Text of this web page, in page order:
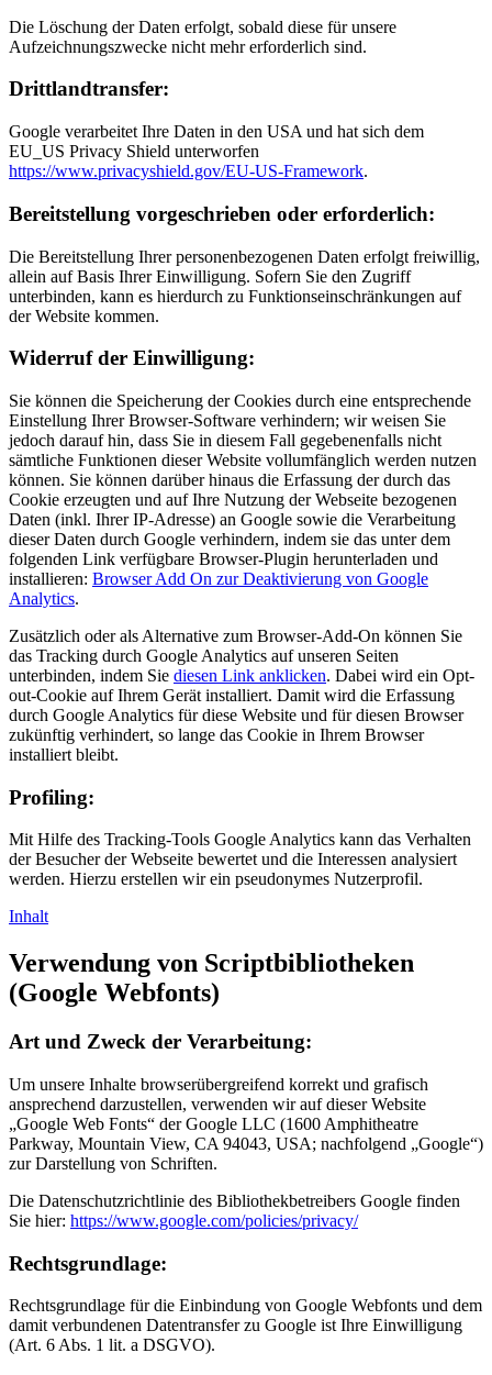
Die Löschung der Daten erfolgt, sobald diese für unsere
Aufzeichnungszwecke nicht mehr erforderlich sind.
Drittlandtransfer:
Google verarbeitet Ihre Daten in den USA und hat sich dem
EU_US Privacy Shield unterworfen
https://www.privacyshield.gov/EU-US-Framework.
Bereitstellung vorgeschrieben oder erforderlich:
Die Bereitstellung Ihrer personenbezogenen Daten erfolgt freiwillig,
allein auf Basis Ihrer Einwilligung. Sofern Sie den Zugriff
unterbinden, kann es hierdurch zu Funktionseinschränkungen auf
der Website kommen.
Widerruf der Einwilligung:
Sie können die Speicherung der Cookies durch eine entsprechende
Einstellung Ihrer Browser-Software verhindern; wir weisen Sie
jedoch darauf hin, dass Sie in diesem Fall gegebenenfalls nicht
sämtliche Funktionen dieser Website vollumfänglich werden nutzen
können. Sie können darüber hinaus die Erfassung der durch das
Cookie erzeugten und auf Ihre Nutzung der Webseite bezogenen
Daten (inkl. Ihrer IP-Adresse) an Google sowie die Verarbeitung
dieser Daten durch Google verhindern, indem sie das unter dem
folgenden Link verfügbare Browser-Plugin herunterladen und
installieren: Browser Add On zur Deaktivierung von Google
Analytics.
Zusätzlich oder als Alternative zum Browser-Add-On können Sie
das Tracking durch Google Analytics auf unseren Seiten
unterbinden, indem Sie diesen Link anklicken. Dabei wird ein Opt-
out-Cookie auf Ihrem Gerät installiert. Damit wird die Erfassung
durch Google Analytics für diese Website und für diesen Browser
zukünftig verhindert, so lange das Cookie in Ihrem Browser
installiert bleibt.
Profiling:
Mit Hilfe des Tracking-Tools Google Analytics kann das Verhalten
der Besucher der Webseite bewertet und die Interessen analysiert
werden. Hierzu erstellen wir ein pseudonymes Nutzerprofil.
Inhalt
Verwendung von Scriptbibliotheken
(Google Webfonts)
Art und Zweck der Verarbeitung:
Um unsere Inhalte browserübergreifend korrekt und grafisch
ansprechend darzustellen, verwenden wir auf dieser Website
„Google Web Fonts“ der Google LLC (1600 Amphitheatre
Parkway, Mountain View, CA 94043, USA; nachfolgend „Google“)
zur Darstellung von Schriften.
Die Datenschutzrichtlinie des Bibliothekbetreibers Google finden
Sie hier: https://www.google.com/policies/privacy/
Rechtsgrundlage:
Rechtsgrundlage für die Einbindung von Google Webfonts und dem
damit verbundenen Datentransfer zu Google ist Ihre Einwilligung
(Art. 6 Abs. 1 lit. a DSGVO).